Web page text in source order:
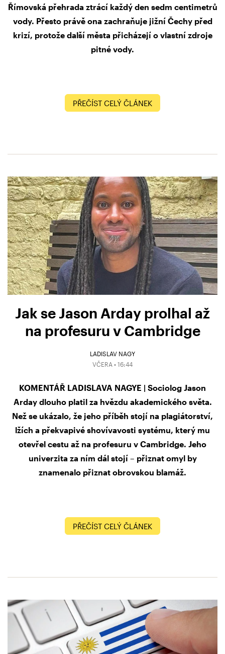
Římovská přehrada ztrácí každý den sedm centimetrů
vody. Přesto právě ona zachraňuje jižní Čechy před
krizí, protože další města přicházejí o vlastní zdroje
pitné vody.
PŘEČÍST CELÝ ČLÁNEK
Jak se Jason Arday prolhal až
na profesuru v Cambridge
LADISLAV NAGY
VČERA • 16:44
KOMENTÁŘ LADISLAVA NAGYE | Sociolog Jason
Arday dlouho platil za hvězdu akademického světa.
Než se ukázalo, že jeho příběh stojí na plagiátorství,
lžích a překvapivé shovívavosti systému, který mu
otevřel cestu až na profesuru v Cambridge. Jeho
univerzita za ním dál stojí – přiznat omyl by
znamenalo přiznat obrovskou blamáž.
PŘEČÍST CELÝ ČLÁNEK